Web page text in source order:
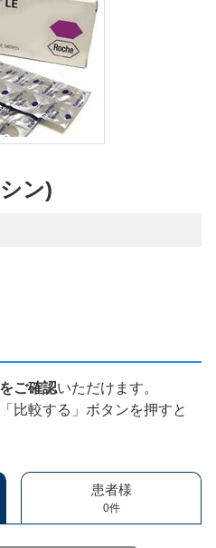
ン)
ご確認いただけます。
比較する」ボタンを押すと
患者様
0件